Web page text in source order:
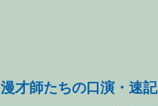
漫才師たちの口演・速記